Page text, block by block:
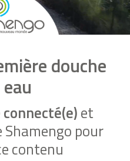
douche
connecté(e)et
Shamengo pour
contenu